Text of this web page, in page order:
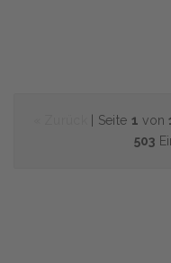
| Seite 1 von
503